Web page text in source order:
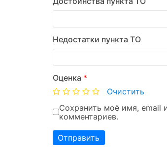
Недостатки пункта ТО
Оценка *
Очистить
Сохранить моё имя, email
комментариев.